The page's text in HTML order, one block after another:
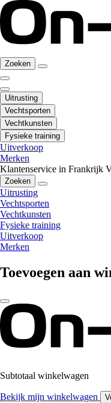
Zoeken
Uitrusting
Vechtsporten
Vechtkunsten
Fysieke training
Uitverkoop
Merken
Klantenservice in Frankrijk
Zoeken
Uitrusting
Vechtsporten
Vechtkunsten
Fysieke training
Uitverkoop
Merken
Toevoegen aan
Subtotaal winkelwagen
Bekijk mijn winkelwagen